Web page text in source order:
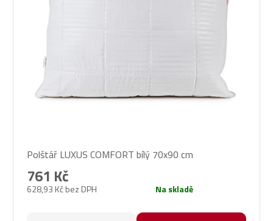
hodnocení
produktu
je
Polštář LUXUS COMFORT bílý 70x90 cm
628,93 Kč bez DPH
761 Kč
Na skladě